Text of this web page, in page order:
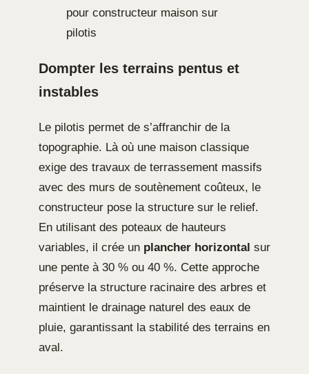
pour constructeur maison sur
pilotis
Dompter les terrains pentus et
instables
Le pilotis permet de s’affranchir de la
topographie. Là où une maison classique
exige des travaux de terrassement massifs
avec des murs de soutènement coûteux, le
constructeur pose la structure sur le relief.
En utilisant des poteaux de hauteurs
variables, il crée un plancher horizontal sur
une pente à 30 % ou 40 %. Cette approche
préserve la structure racinaire des arbres et
maintient le drainage naturel des eaux de
pluie, garantissant la stabilité des terrains en
aval.